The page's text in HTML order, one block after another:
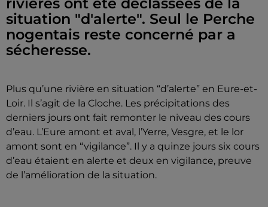
situation "d'alerte". Seul le Perche
nogentais reste concerné par a
sécheresse.
Plus qu’une rivière en situation “d’alerte” en Eure-et-
Loir. Il s’agit de la Cloche. Les précipitations des
derniers jours ont fait remonter le niveau des cours
d’eau. L’Eure amont et aval, l’Yerre, Vesgre, et le lor
amont sont en “vigilance”. Il y a quinze jours six cours
d’eau étaient en alerte et deux en vigilance, preuve
de l’amélioration de la situation.